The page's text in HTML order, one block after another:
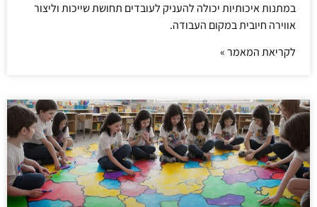
במתנות איכותיות יכולה להעניק לעובדים תחושת שייכות וליצור
אווירה חיובית במקום העבודה.
לקריאת המאמר »